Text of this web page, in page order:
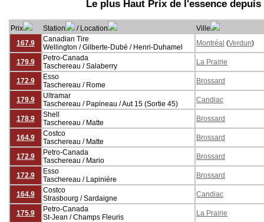
Le plus Haut Prix de l'essence depuis
Prix Station / Location
Ville
167.9
Canadian Tire
Wellington / Gilberte-Dubé / Henri-Duhamel
Montréal (Verdun)
179.9
Petro-Canada
Taschereau / Salaberry
La Prairie
172.9
Esso
Taschereau / Rome
Brossard
179.9
Ultramar
Taschereau / Papineau / Aut 15 (Sortie 45)
Candiac
178.9
Shell
Taschereau / Matte
Brossard
164.9
Costco
Taschereau / Matte
Brossard
172.9
Petro-Canada
Taschereau / Mario
Brossard
172.9
Esso
Taschereau / Lapiniére
Brossard
164.9
Costco
Strasbourg / Sardaigne
Candiac
175.9
Petro-Canada
St-Jean / Champs Fleuris
La Prairie